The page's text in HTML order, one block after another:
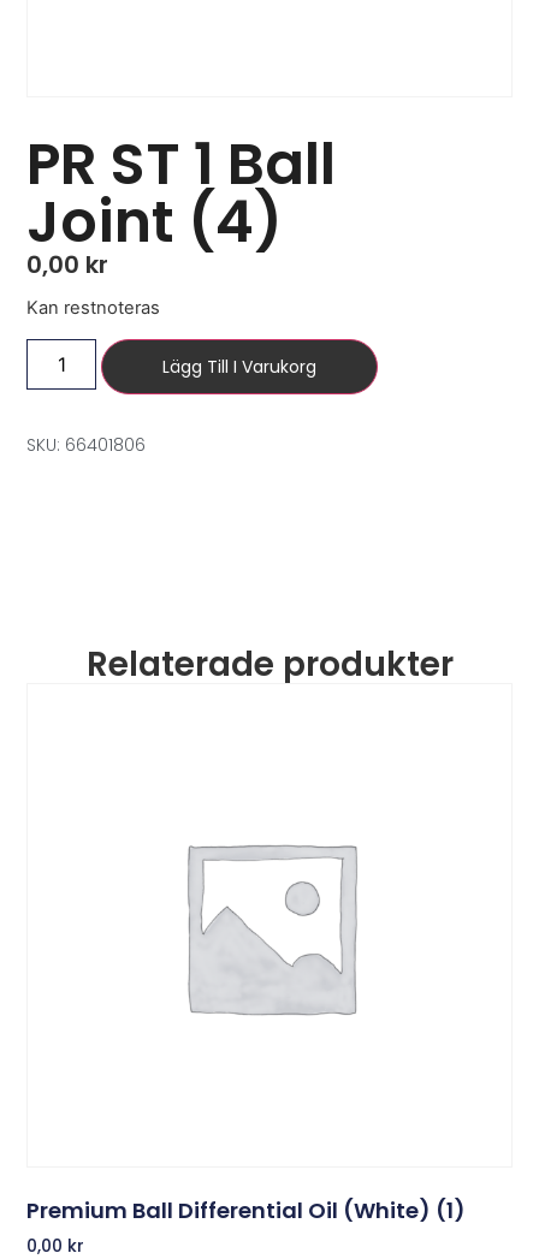
PR ST 1 Ball
Joint (4)
0,00 kr
Kan restnoteras
Lägg Till I Varukorg
SKU: 66401806
Relaterade produkter
Premium Ball Differential Oil (White) (1)
0,00 kr